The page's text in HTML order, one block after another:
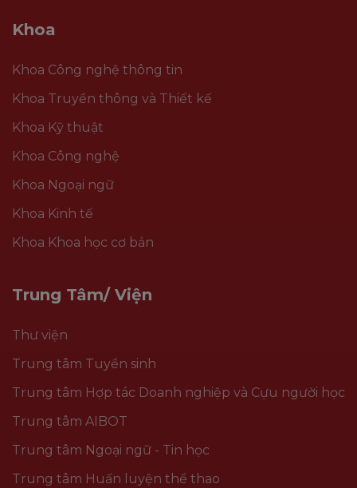
Khoa
Khoa Công nghệ thông tin
Khoa Truyền thông và Thiết kế
Khoa Kỹ thuật
Khoa Công nghệ
Khoa Ngoại ngữ
Khoa Kinh tế
Khoa Khoa học cơ bản
Trung Tâm/ Viện
Thư viện
Trung tâm Tuyển sinh
Trung tâm Hợp tác Doanh nghiệp và Cựu người học
Trung tâm AIBOT
Trung tâm Ngoại ngữ - Tin học
Trung tâm Huấn luyện thể thao